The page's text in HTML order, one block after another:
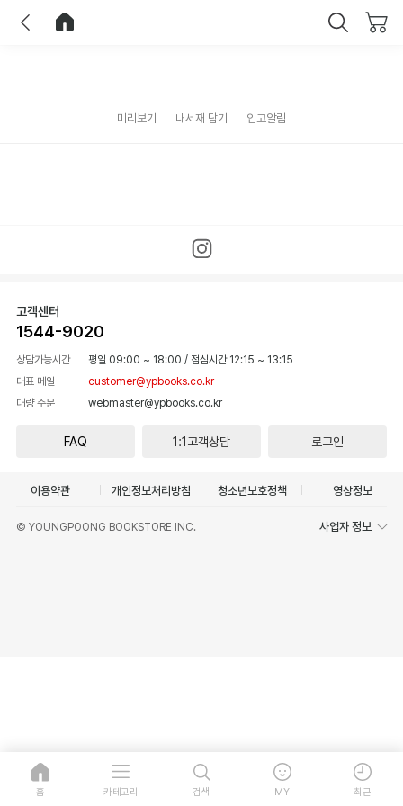
미리보기 내서재 담기 입고알림
고객센터
1544-9020
상담가능시간 평일 09:00 ~ 18:00 / 점심시간 12:15 ~ 13:15
대표 메일
customer@ypbooks.co.kr
대량 주문
webmaster@ypbooks.co.kr
FAQ 1:1고객상담 로그인
이용약관 개인정보처리방침 청소년보호정책 영상정보
© YOUNGPOONG BOOKSTORE INC. 사업자 정보
홈 카테고리 검색 MY 최근